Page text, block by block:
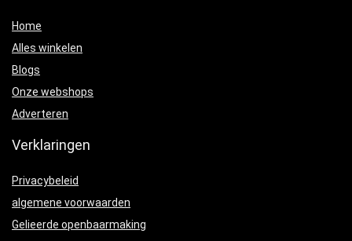
Home
Alles winkelen
Blogs
Onze webshops
Adverteren
Verklaringen
Privacybeleid
algemene voorwaarden
Gelieerde openbaarmaking